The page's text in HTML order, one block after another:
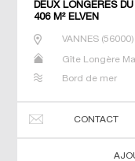
DEUX LONGERES
406 M² ELVEN
VANNES(56000)
Gîte Longère
Bord de mer
CONTACT